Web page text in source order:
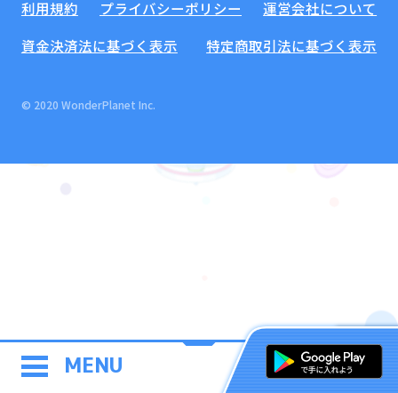
MENU
利用規約 プライバシーポリシー
運営会社について
資金決済法に基づく表示
特定商取引法に基づく表示
© 2020 WonderPlanet Inc.